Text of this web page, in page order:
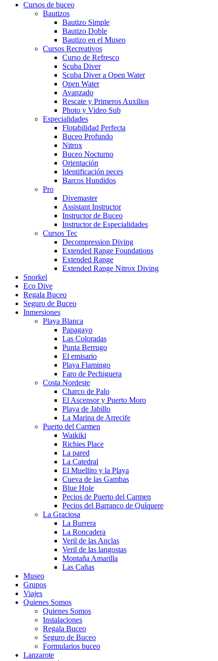
Cursos de buceo
Bautizos
Bautizo Simple
Bautizo Doble
Bautizo en el Museo
Cursos Recreativos
Curso de Refresco
Scuba Diver
Scuba Diver a Open Water
Open Water
Avanzado
Rescate y Primeros Auxilios
Photo y Video Sub
Especialidades
Flotabilidad Perfecta
Buceo Profundo
Nitrox
Buceo Nocturno
Orientación
Identificación peces
Barcos Hundidos
Pro
Divemaster
Assistant Instructor
Instructor de Buceo
Instructor de Especialidades
Cursos Tec
Decompression Diving
Extended Range Foundations
Extended Range
Extended Range Nitrox Diving
Snorkel
Eco Dive
Regala Buceo
Seguro de Buceo
Inmersiones
Playa Blanca
Papagayo
Las Coloradas
Punta Berrugo
El emisario
Playa Flamingo
Faro de Pechiguera
Costa Nordeste
Charco de Palo
El Ascensor y Puerto Moro
Playa de Jabillo
La Marina de Arrecife
Puerto del Carmen
Waikiki
Richies Place
La pared
La Catedral
El Muellito y la Playa
Cueva de las Gambas
Blue Hole
Pecios de Puerto del Carmen
Pecios del Barranco de Quíquere
La Graciosa
La Burrera
La Roncadera
Veril de las Anclas
Veril de las langostas
Montaña Amarilla
Las Cañas
Museo
Grupos
Viajes
Quienes Somos
Quienes Somos
Instalaciones
Regala Buceo
Seguro de Buceo
Formularios buceo
Lanzarote